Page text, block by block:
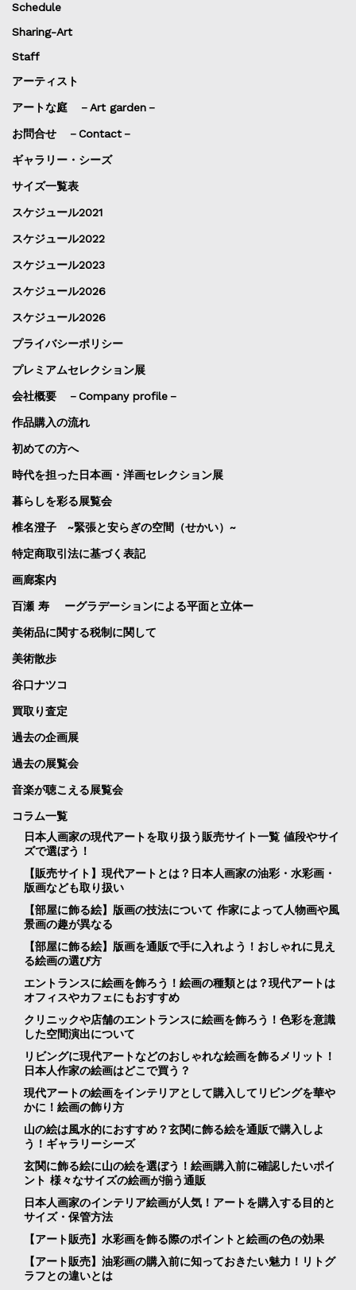
Schedule
Sharing-Art
Staff
アーティスト
アートな庭 －Art garden－
お問合せ －Contact－
ギャラリー・シーズ
サイズ一覧表
スケジュール2021
スケジュール2022
スケジュール2023
スケジュール2026
スケジュール2026
プライバシーポリシー
プレミアムセレクション展
会社概要 －Company profile－
作品購入の流れ
初めての方へ
時代を担った日本画・洋画セレクション展
暮らしを彩る展覧会
椎名澄子 ~緊張と安らぎの空間（せかい）~
特定商取引法に基づく表記
画廊案内
百瀬 寿 ーグラデーションによる平面と立体ー
美術品に関する税制に関して
美術散歩
谷口ナツコ
買取り査定
過去の企画展
過去の展覧会
音楽が聴こえる展覧会
コラム一覧
日本人画家の現代アートを取り扱う販売サイト一覧 値段やサイ
ズで選ぼう！
【販売サイト】現代アートとは？日本人画家の油彩・水彩画・
版画なども取り扱い
【部屋に飾る絵】版画の技法について 作家によって人物画や風
景画の趣が異なる
【部屋に飾る絵】版画を通販で手に入れよう！おしゃれに見え
る絵画の選び方
エントランスに絵画を飾ろう！絵画の種類とは？現代アートは
オフィスやカフェにもおすすめ
クリニックや店舗のエントランスに絵画を飾ろう！色彩を意識
した空間演出について
リビングに現代アートなどのおしゃれな絵画を飾るメリット！
日本人作家の絵画はどこで買う？
現代アートの絵画をインテリアとして購入してリビングを華や
かに！絵画の飾り方
山の絵は風水的におすすめ？玄関に飾る絵を通販で購入しよ
う！ギャラリーシーズ
玄関に飾る絵に山の絵を選ぼう！絵画購入前に確認したいポイ
ント 様々なサイズの絵画が揃う通販
日本人画家のインテリア絵画が人気！アートを購入する目的と
サイズ・保管方法
【アート販売】水彩画を飾る際のポイントと絵画の色の効果
【アート販売】油彩画の購入前に知っておきたい魅力！リトグ
ラフとの違いとは